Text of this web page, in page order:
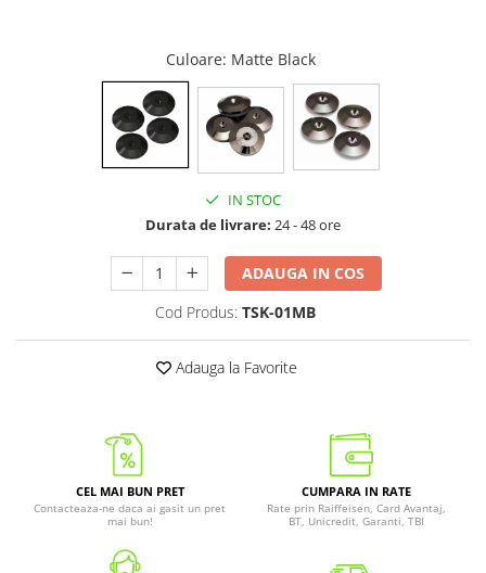
Culoare: Matte Black
IN STOC
Durata de livrare: 24 - 48 ore
ADAUGA IN COS
Cod Produs: TSK-01MB
Adauga la Favorite
CEL MAI BUN PRET
Contacteaza-ne daca ai gasit un pret
mai bun!
CUMPARA IN RATE
Rate prin Raiffeisen, Card Avantaj,
BT, Unicredit, Garanti, TBI